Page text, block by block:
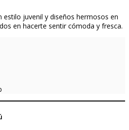
estilo juvenil y diseños hermosos en
en hacerte sentir cómoda y fresca.